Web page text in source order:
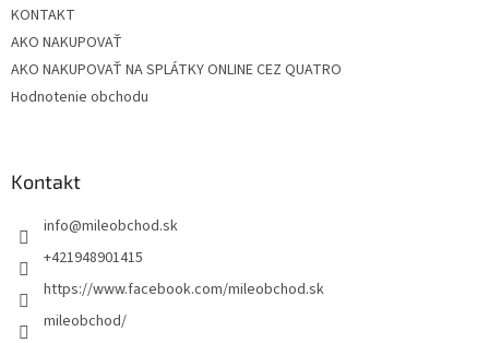
KONTAKT
AKO NAKUPOVAŤ
AKO NAKUPOVAŤ NA SPLÁTKY ONLINE CEZ QUATRO
Hodnotenie obchodu
Kontakt
info@mileobchod.sk
+421948901415
https://www.facebook.com/mileobchod.sk
mileobchod/